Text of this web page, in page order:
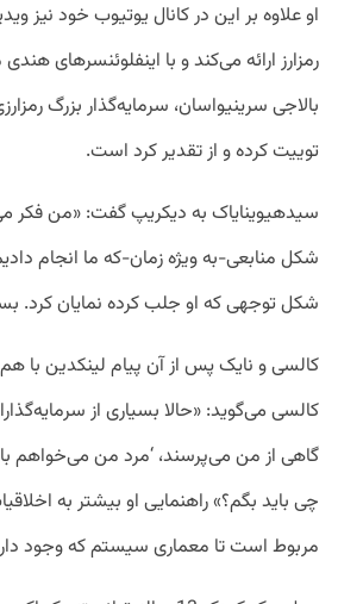
او علاوه بر این در کانال یوتیوب خود نیز
رمزارز ارائه می‌کند و با اینفلوئنسر‌های
بالاجی سرینیواسان، سرمایه‌گذار بزرگ
توییت کرده و از تقدیر کرد است.
سیدهیوینایاک به دیکریپ گفت: «من فکر
شکل منابعی-به ویژه زمان-که ما انجام
شکل توجهی که او جلب کرده نمایان کرد.
کالسی و نایک پس از آن پیام لینکدین با
کالسی می‌‌گوید: «حالا بسیاری از
گاهی از من می‌پرسند، ‘مرد من می‌خواهم
چی باید بگم؟» راهنمایی او بیشتر به
مربوط است تا معماری سیستم که وجود